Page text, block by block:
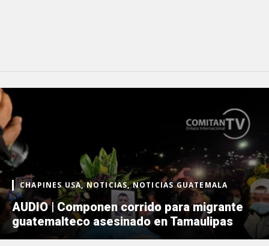
CHAPINES USA, NOTICIAS, NOTICIAS GUATEMALA
AUDIO | Componen corrido para migrante
guatemalteco asesinado en Tamaulipas